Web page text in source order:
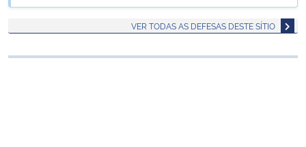
Ministério do Meio Ambiente
VER TODAS AS DEFESAS DESTE SÍTIO